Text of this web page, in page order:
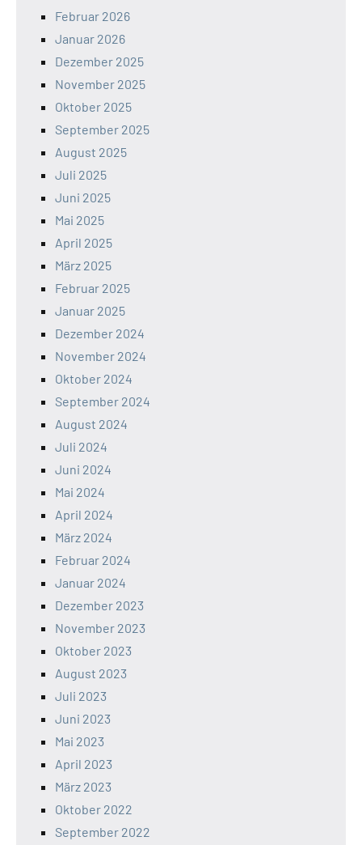
Februar 2026
Januar 2026
Dezember 2025
November 2025
Oktober 2025
September 2025
August 2025
Juli 2025
Juni 2025
Mai 2025
April 2025
März 2025
Februar 2025
Januar 2025
Dezember 2024
November 2024
Oktober 2024
September 2024
August 2024
Juli 2024
Juni 2024
Mai 2024
April 2024
März 2024
Februar 2024
Januar 2024
Dezember 2023
November 2023
Oktober 2023
August 2023
Juli 2023
Juni 2023
Mai 2023
April 2023
März 2023
Oktober 2022
September 2022